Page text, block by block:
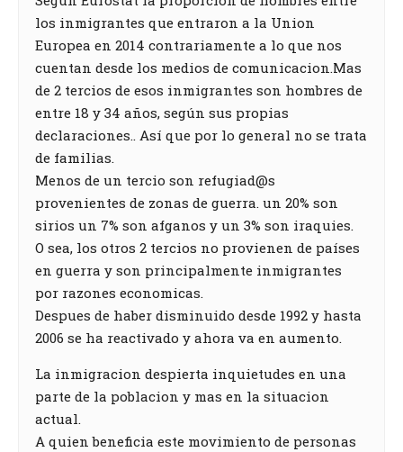
los inmigrantes que entraron a la Union
Europea en 2014 contrariamente a lo que nos
cuentan desde los medios de comunicacion.Mas
de 2 tercios de esos inmigrantes son hombres de
entre 18 y 34 años, según sus propias
declaraciones.. Así que por lo general no se trata
de familias.
Menos de un tercio son refugiad@s
provenientes de zonas de guerra. un 20% son
sirios un 7% son afganos y un 3% son iraquies.
O sea, los otros 2 tercios no provienen de países
en guerra y son principalmente inmigrantes
por razones economicas.
Despues de haber disminuido desde 1992 y hasta
2006 se ha reactivado y ahora va en aumento.
La inmigracion despierta inquietudes en una
parte de la poblacion y mas en la situacion
actual.
A quien beneficia este movimiento de personas